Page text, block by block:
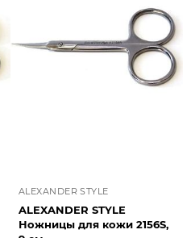
ALEXANDER STYLE
ALEXANDER STYLE
Ножницы для кожи 2156S,